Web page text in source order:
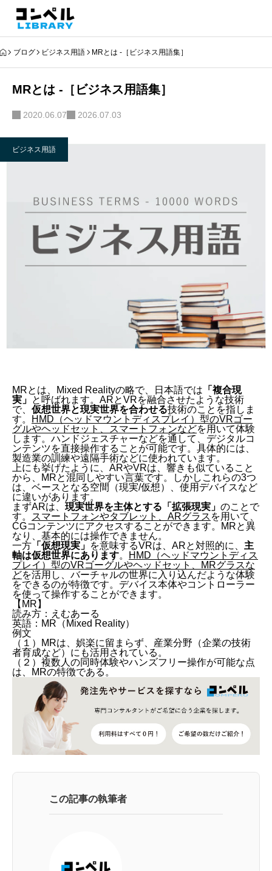
ブログ ビジネス用語 MRとは -［ビジネス用語集］
MRとは -［ビジネス用語集］
2020.06.07 2026.07.03
ビジネス用語
MRとは、Mixed Realityの略で、日本語では 「複合現
実」 と呼ばれます。ARとVRを融合させたような技術
で、 仮想世界と現実世界を合わせる技術のことを指しま
す。
HMD（ヘッドマウントディスプレイ）型のVRゴー
グルやヘッドセット、スマートフォンなどを用いて体験
します。ハンドジェスチャーなどを通して、デジタルコ
ンテンツを直接操作することが可能です。 具体的には、
製造業の訓練や遠隔手術などに使われています。
上にも挙げたように、 ARやVRは、響きも似ていること
から、MRと混同しやすい言葉です。しかしこれらの3つ
は、ベースとなる空間（現実/仮想）、使用デバイスなど
に違いがあります。
まずARは、 現実世界を主体とする「拡張現実」 のことで
す。
スマートフォンやタブレット、ARグラス を用いて、
CGコンテンツにアクセスすることができます。MRと異
なり、基本的には操作できません。
一方 「仮想現実」 を意味するVRは、ARと対照的に、 主
軸は仮想世界にあります。
HMD（ヘッドマウントディス
プレイ）型のVRゴーグルやヘッドセット、MRグラスな
どを活用し、バーチャルの世界に入り込んだような体験
をできるのが特徴です。デバイス本体やコントローラー
を使って操作することができます。
【MR】
読み方：えむあーる
英語：MR（Mixed Reality）
例文
（１）MRは、娯楽に留まらず、産業分野（企業の技術
者育成など）にも活用されている。
（２）複数人の同時体験やハンズフリー操作が可能な点
は、MRの特徴である。
この記事の執筆者